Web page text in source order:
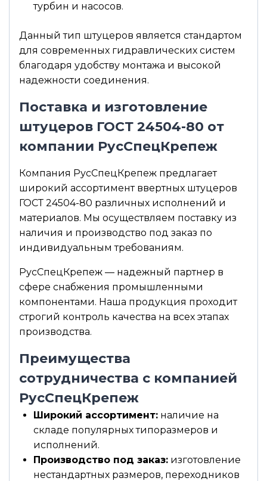
турбин и насосов.
Данный тип штуцеров является стандартом
для современных гидравлических систем
благодаря удобству монтажа и высокой
надежности соединения.
Поставка и изготовление
штуцеров ГОСТ 24504-80 от
компании РусСпецКрепеж
Компания РусСпецКрепеж предлагает
широкий ассортимент ввертных штуцеров
ГОСТ 24504-80 различных исполнений и
материалов. Мы осуществляем поставку из
наличия и производство под заказ по
индивидуальным требованиям.
РусСпецКрепеж — надежный партнер в
сфере снабжения промышленными
компонентами. Наша продукция проходит
строгий контроль качества на всех этапах
производства.
Преимущества
сотрудничества с компанией
РусСпецКрепеж
Широкий ассортимент: наличие на
складе популярных типоразмеров и
исполнений.
Производство под заказ: изготовление
нестандартных размеров, переходников